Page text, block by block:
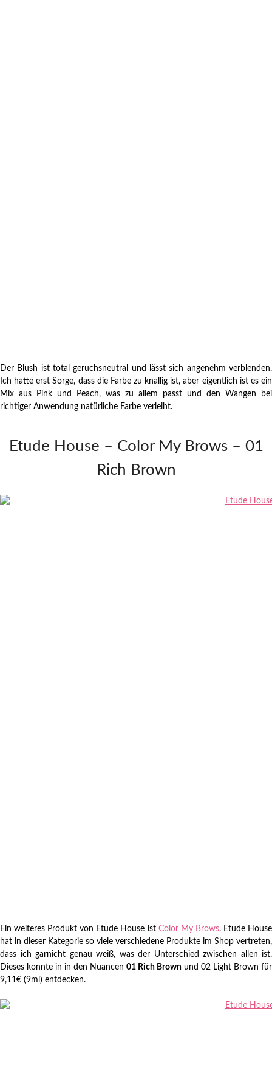
Der Blush ist total geruchsneutral und lässt sich angenehm verblenden.
Ich hatte erst Sorge, dass die Farbe zu knallig ist, aber eigentlich ist es ein
Mix aus Pink und Peach, was zu allem passt und den Wangen bei
richtiger Anwendung natürliche Farbe verleiht.
Etude House – Color My Brows – 01
Rich Brown
Ein weiteres Produkt von Etude House ist Color My Brows. Etude House
hat in dieser Kategorie so viele verschiedene Produkte im Shop vertreten,
dass ich garnicht genau weiß, was der Unterschied zwischen allen ist.
Dieses konnte in in den Nuancen 01 Rich Brown und 02 Light Brown für
9,11€ (9ml) entdecken.